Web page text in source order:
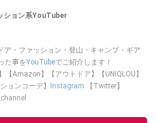
ション系YouTuber
ア・ファッション・登山・キャンプ・ギア
た事をYouTubeでご紹介します！
【Amazon】【アウトドア】【UNIQLOU】
ョンコーデ】
Instagram 【Twitter】
このイチオシストの他の記事を読む